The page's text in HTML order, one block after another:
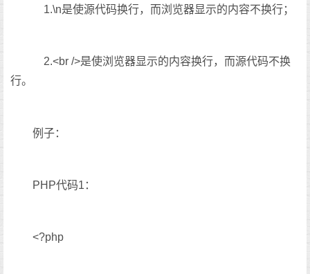
1.\n是使源代码换行，而浏览器显示的内容不换行；
2.<br />是使浏览器显示的内容换行，而源代码不换
行。
例子：
PHP代码1：
<?php